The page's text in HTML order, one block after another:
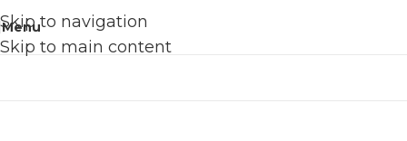
Skip to navigation
Skip to main content
Menu